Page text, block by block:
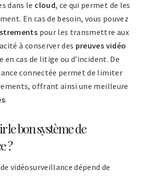
dans le cloud, ce qui permet de les
En cas de besoin, vous pouvez
pour les transmettre aux
à conserver des preuves vidéo
en cas de litige ou d’incident. De
connectée permet de limiter
offrant ainsi une meilleure
.
le bon système de
?
vidéosurveillance dépend de